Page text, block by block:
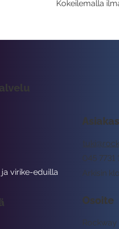
Kokeilemalla
Arkisin
045 7731
Osoite
Rockway
virike-eduilla